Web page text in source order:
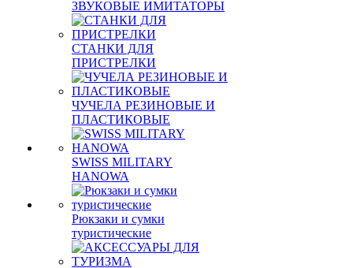
ЗВУКОВЫЕ ИМИТАТОРЫ
СТАНКИ ДЛЯ
ПРИСТРЕЛКИ
ЧУЧЕЛА РЕЗИНОВЫЕ И
ПЛАСТИКОВЫЕ
SWISS MILITARY
HANOWA
Рюкзаки и сумки
туристические